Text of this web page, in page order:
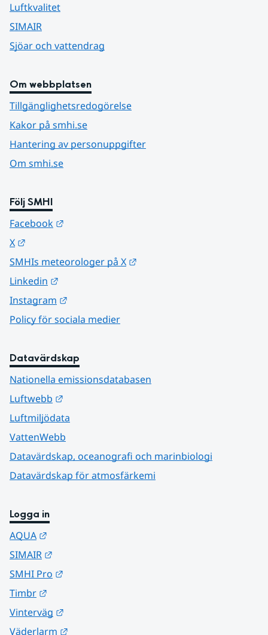
Luftkvalitet
SIMAIR
Sjöar och vattendrag
Om webbplatsen
Tillgänglighetsredogörelse
Kakor på smhi.se
Hantering av personuppgifter
Om smhi.se
Följ SMHI
Facebook
X
SMHIs meteorologer på X
Linkedin
Instagram
Policy för sociala medier
Datavärdskap
Nationella emissionsdatabasen
Luftwebb
Luftmiljödata
VattenWebb
Datavärdskap, oceanografi och marinbiologi
Datavärdskap för atmosfärkemi
Logga in
AQUA
SIMAIR
SMHI Pro
Timbr
Vinterväg
Väderlarm